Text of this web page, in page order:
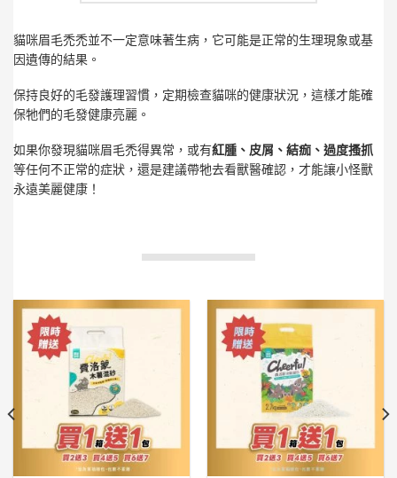
貓咪眉毛禿禿並不一定意味著生病，它可能是正常的生理現象或基
因遺傳的結果。
保持良好的毛發護理習慣，定期檢查貓咪的健康狀況，這樣才能確
保牠們的毛發健康亮麗。
如果你發現貓咪眉毛禿得異常，或有紅腫、皮屑、結痂、過度搔抓
等任何不正常的症狀，還是建議帶牠去看獸醫確認，才能讓小怪獸
永遠美麗健康！